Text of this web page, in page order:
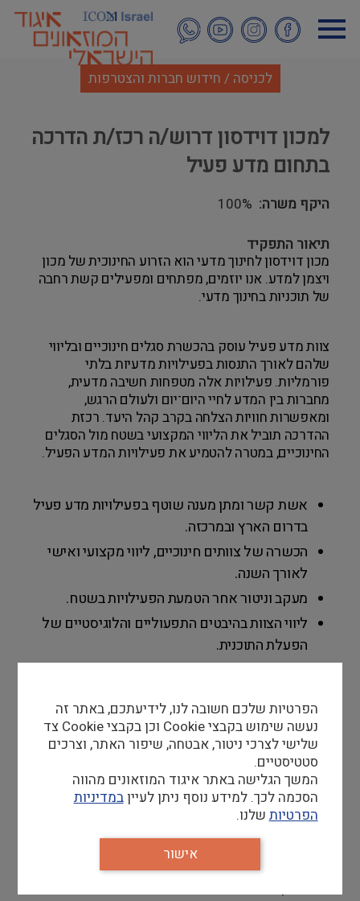
לתוכן
העיקרי
לכניסה / חידוש חברות והצטרפות
למכון דוידסון דרוש/ה רכז/ת הדרכה
בתחום מדע פעיל
היקף משרה 100%
תיאור התפקיד
מכון דוידסון לחינוך מדעי הוא הזרוע החינוכית של מכון
ויצמן למדע. אנו יוזמים, מפתחים ומפעילים קשת רחבה
של תוכניות בחינוך מדעי.
צוות מדע פעיל עוסק בהכשרת סגלים חינוכיים ובליווי
שלהם לאורך התנסות בפעילויות מדעיות בלתי
פורמליות. פעילויות אלה מטפחות חשיבה מדעית,
מחברות בין המדע לחיי היום־יום ולעולם הרגש,
ומאפשרות חוויות הצלחה בקרב קהל היעד. רכזת
ההדרכה תוביל את הליווי המקצועי בשטח מול הסגלים
החינוכיים, במטרה להטמיע את פעילויות המדע הפעיל.
אשת קשר ומתן מענה שוטף בפעילויות מדע פעיל
בדרום הארץ ובמרכזה.
הכשרה של צוותים חינוכיים, ליווי מקצועי ואישי
לאורך השנה.
מעקב וניטור אחר הטמעת הפעילויות בשטח.
ליווי הצוות בהיבטים התפעוליים והלוגיסטיים של
הפעלת התוכנית.
השתתפות בבניית הכשרות לצוותים חינוכיים
ובפגישות עבודה עם צוות התוכנית.
דרישות סף
השכלה אקדמית בתחומי חינוך ו/או מדע – חובה.
ניסיון בהדרכה – חובה, ניסיון בחינוך בלתי פורמלי –
הפרטיות שלכם חשובה לנו, לידיעתכם, באתר זה
נעשה שימוש בקבצי Cookie וכן בקבצי Cookie צד
שלישי לצרכי ניטור, אבטחה, שיפור האתר, וצרכים
סטטיסטיים.
המשך הגלישה באתר איגוד המוזאונים מהווה
הסכמה לכך. למידע נוסף ניתן לעייןבמדיניות
הפרטיותשלנו.
אישור